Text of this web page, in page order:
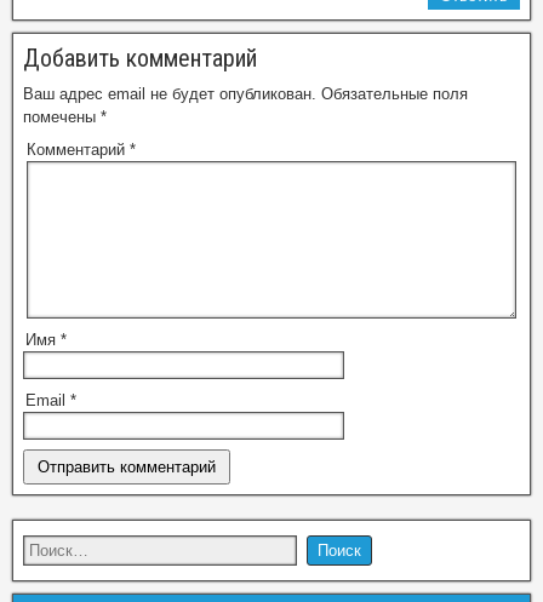
Добавить комментарий
Ваш адрес email не будет опубликован. Обязательные поля
помечены *
Комментарий *
Имя *
Email *